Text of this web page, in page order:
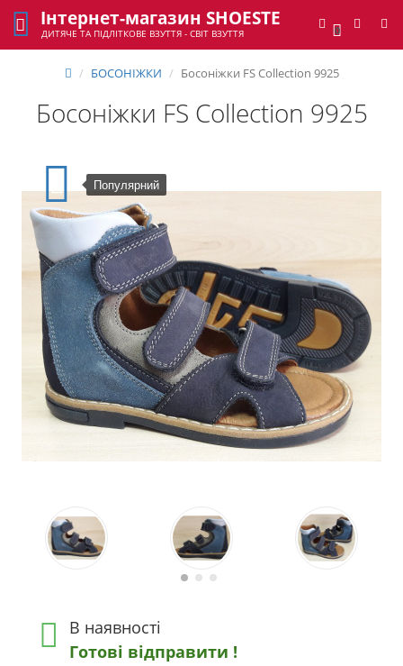
0
Інтернет-магазин SHOESTE
ДИТЯЧЕ ТА ПІДЛІТКОВЕ ВЗУТТЯ - СВІТ ВЗУТТЯ
БОСОНІЖКИ Босоніжки FS Collection 9925
Босоніжки FS Collection 9925
Популярний
В наявності
Готові відправити !